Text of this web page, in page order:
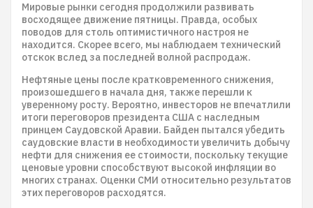
Мировые рынки сегодня продолжили развивать
восходящее движение пятницы. Правда, особых
поводов для столь оптимистичного настроя не
находится. Скорее всего, мы наблюдаем технический
отскок вслед за последней волной распродаж.
Нефтяные цены после кратковременного снижения,
произошедшего в начала дня, также перешли к
уверенному росту. Вероятно, инвесторов не впечатлили
итоги переговоров президента США с наследным
принцем Саудовской Аравии. Байден пытался убедить
саудовские власти в необходимости увеличить добычу
нефти для снижения ее стоимости, поскольку текущие
ценовые уровни способствуют высокой инфляции во
многих странах. Оценки СМИ относительно результатов
этих переговоров расходятся.